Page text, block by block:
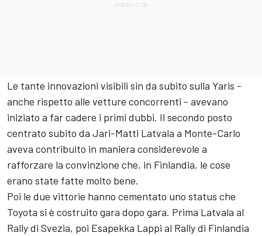
Le tante innovazioni visibili sin da subito sulla Yaris -
anche rispetto alle vetture concorrenti - avevano
iniziato a far cadere i primi dubbi. Il secondo posto
centrato subito da Jari-Matti Latvala a Monte-Carlo
aveva contribuito in maniera considerevole a
rafforzare la convinzione che, in Finlandia, le cose
erano state fatte molto bene.
Poi le due vittorie hanno cementato uno status che
Toyota si è costruito gara dopo gara. Prima Latvala al
Rally di Svezia, poi Esapekka Lappi al Rally di Finlandia